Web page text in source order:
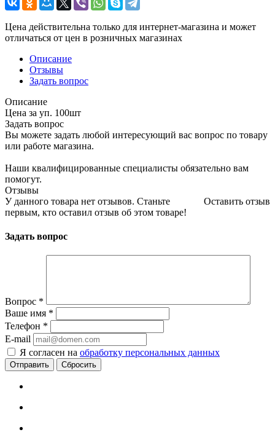
Цена действительна только для интернет-магазина и может
отличаться от цен в розничных магазинах
Описание
Отзывы
Задать вопрос
Описание
Цена за уп. 100шт
Задать вопрос
Вы можете задать любой интересующий вас вопрос по товару
или работе магазина.
Наши квалифицированные специалисты обязательно вам
помогут.
Отзывы
Оставить отзыв
У данного товара нет отзывов. Станьте
первым, кто оставил отзыв об этом товаре!
Задать вопрос
Вопрос *
Ваше имя *
Телефон *
E-mail
Я согласен на обработку персональных данных
Сбросить